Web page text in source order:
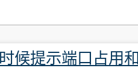
候提示端口占用和